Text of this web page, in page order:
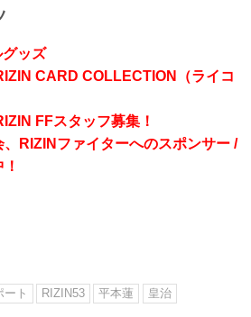
ッズ
CARD COLLECTION（ライコ
FFスタッフ募集！
RIZINファイターへのスポンサー /
ート RIZIN53 平本蓮 皇治